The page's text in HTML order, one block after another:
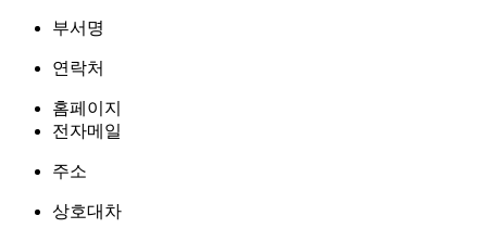
부서명
연락처
홈페이지
전자메일
주소
상호대차